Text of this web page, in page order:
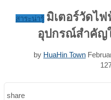
สาระน่ารู้ มิเตอร์วัดไ
อุปกรณ์สำคัญ
by HuaHin Town
share